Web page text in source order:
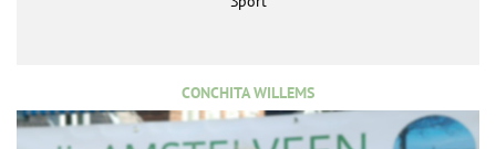
CONCHITA WILLEMS